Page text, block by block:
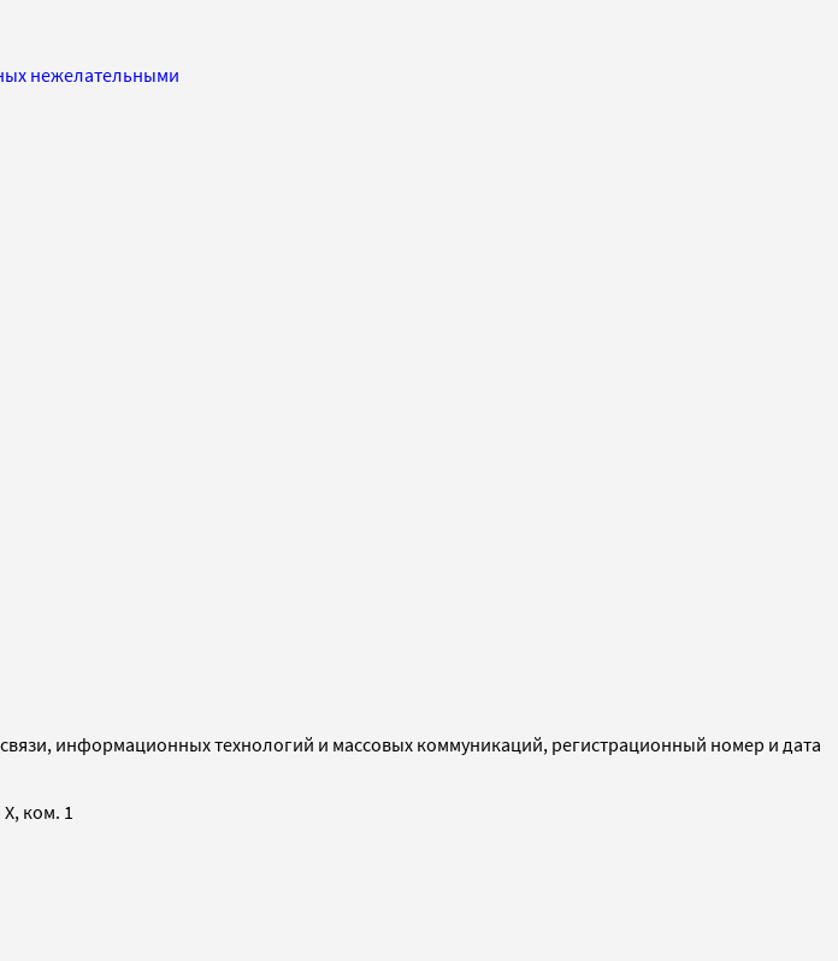
нежелательными
информационных технологий и массовых коммуникаций, регистрационный номер и дата
ком. 1